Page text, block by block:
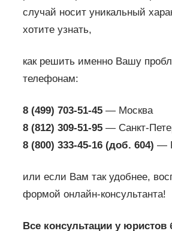
случай носит уникальный
хотите узнать,
как решить именно Вашу
телефонам:
8 (499) 703-51-45— Москва
8 (812) 309-51-95— Санкт-
8 (800) 333-45-16 (доб. 604) —
или если Вам так удобнее,
формой онлайн-консультанта!
Все консультации у юристов